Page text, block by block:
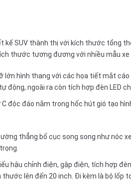
SUV thành thị với kích thước tổng
thước tương đương với nhiều mẫu
lớn hình thang với các họa tiết mắt
ngoài ra còn tích hợp đèn LED
độc đáo nằm trong hốc hút gió tạo
thẳng bố cục song song như nóc
hậu chỉnh điện, gập điện, tích hợp
lên đến 20 inch. Đi kèm là bộ lốp